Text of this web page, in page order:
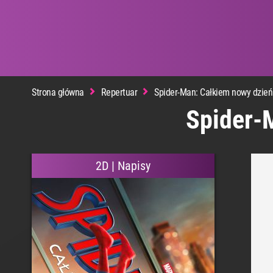
Strona główna Repertuar Spider-Man: Całkiem nowy
Spider-
2D | Napisy